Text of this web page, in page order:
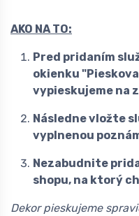
AKO NA TO:
Pred pridaním
okienku
vypieskujeme na
Následne vložte
vyplnenou
Nezabudnite
shopu, na ktorý
Dekor pieskujeme